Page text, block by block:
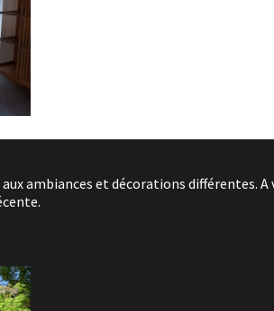
ambiances et décorations différentes.